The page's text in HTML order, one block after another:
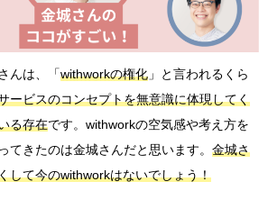
んは、「withworkの権化 」と言われるくら
ービスのコンセプトを無意識に体現してく
る存在です。withworkの空気感や考え方を
てきたのは金城さんだと思います。 金城さ
して今のwithworkはないでしょう！